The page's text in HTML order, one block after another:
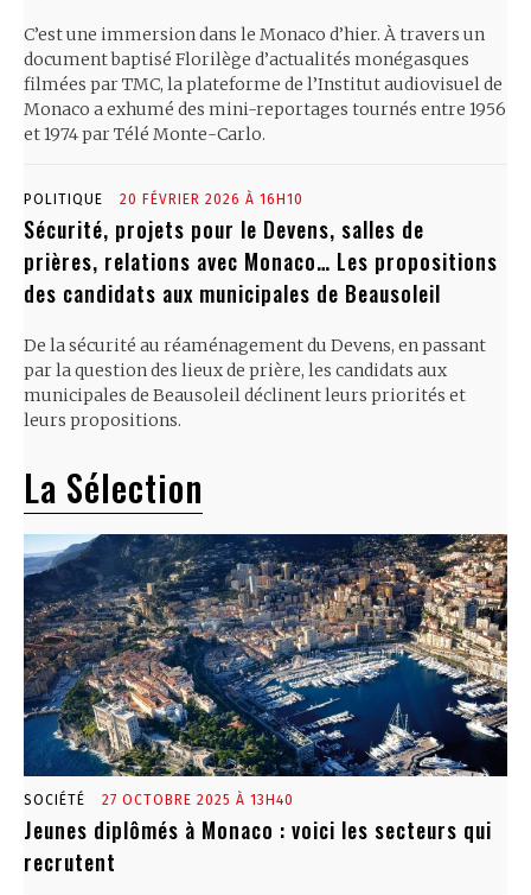
C’est une immersion dans le Monaco d’hier. À travers un
document baptisé Florilège d’actualités monégasques
filmées par TMC, la plateforme de l’Institut audiovisuel de
Monaco a exhumé des mini-reportages tournés entre 1956
et 1974 par Télé Monte-Carlo.
POLITIQUE 20 FÉVRIER 2026 À 16H10
Sécurité, projets pour le Devens, salles de
prières, relations avec Monaco… Les propositions
des candidats aux municipales de Beausoleil
De la sécurité au réaménagement du Devens, en passant
par la question des lieux de prière, les candidats aux
municipales de Beausoleil déclinent leurs priorités et
leurs propositions.
La Sélection
SOCIÉTÉ 27 OCTOBRE 2025 À 13H40
Jeunes diplômés à Monaco : voici les secteurs qui
recrutent